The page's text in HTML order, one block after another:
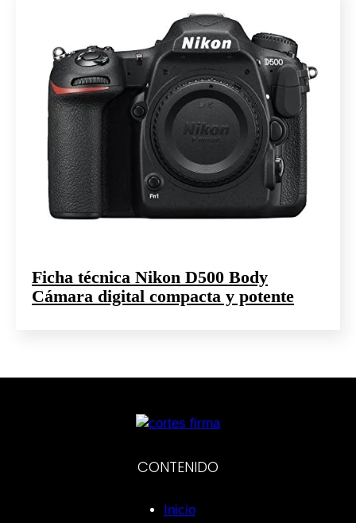
Ficha técnica Nikon D500 Body
Cámara digital compacta y potente
CONTENIDO
Inicio